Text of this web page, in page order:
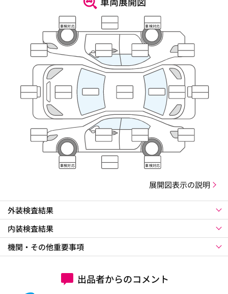
車検対応 車検対応
車検対応 車検対応
展開図表示の説明
外装検査結果
内装検査結果
機関・その他重要事項
出品者からのコメント